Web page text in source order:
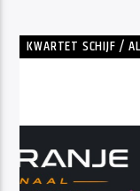
KWARTET SCHIJF /